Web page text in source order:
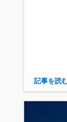
記事を読